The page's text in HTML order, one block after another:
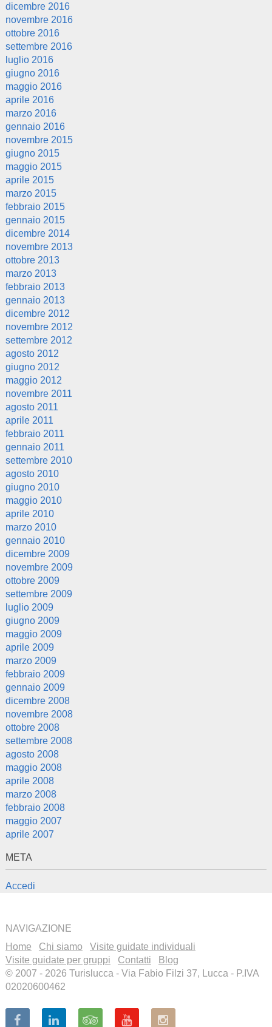
dicembre 2016
novembre 2016
ottobre 2016
settembre 2016
luglio 2016
giugno 2016
maggio 2016
aprile 2016
marzo 2016
gennaio 2016
novembre 2015
giugno 2015
maggio 2015
aprile 2015
marzo 2015
febbraio 2015
gennaio 2015
dicembre 2014
novembre 2013
ottobre 2013
marzo 2013
febbraio 2013
gennaio 2013
dicembre 2012
novembre 2012
settembre 2012
agosto 2012
giugno 2012
maggio 2012
novembre 2011
agosto 2011
aprile 2011
febbraio 2011
gennaio 2011
settembre 2010
agosto 2010
giugno 2010
maggio 2010
aprile 2010
marzo 2010
gennaio 2010
dicembre 2009
novembre 2009
ottobre 2009
settembre 2009
luglio 2009
giugno 2009
maggio 2009
aprile 2009
marzo 2009
febbraio 2009
gennaio 2009
dicembre 2008
novembre 2008
ottobre 2008
settembre 2008
agosto 2008
maggio 2008
aprile 2008
marzo 2008
febbraio 2008
maggio 2007
aprile 2007
META
Accedi
NAVIGAZIONE
Home
Chi siamo
Visite guidate individuali
Visite guidate per gruppi
Contatti
Blog
© 2007 - 2026 Turislucca - Via Fabio Filzi 37, Lucca - P.IVA
02020600462